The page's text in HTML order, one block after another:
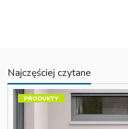
Najczęściej czytane
PRODUKTY